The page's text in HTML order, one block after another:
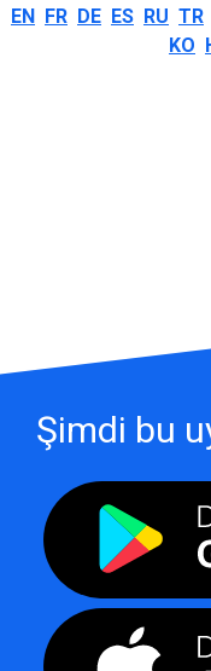
EN FR DE ES RU TR
KO
Şimdi bu